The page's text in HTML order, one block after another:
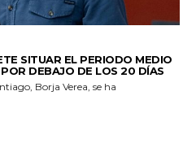
SITUAR EL PERIODO MEDIO
DEBAJO DE LOS 20 DÍAS
Borja Verea, se ha